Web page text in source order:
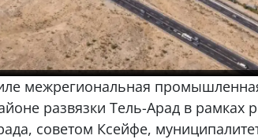
межрегиональная
развязки Тель-Арад в рамках
советом Ксейфе,